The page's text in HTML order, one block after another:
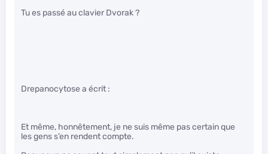
Tu es passé au clavier Dvorak ?
Drepanocytose a écrit :
Et même, honnêtement, je ne suis même pas certain que
les gens s’en rendent compte.